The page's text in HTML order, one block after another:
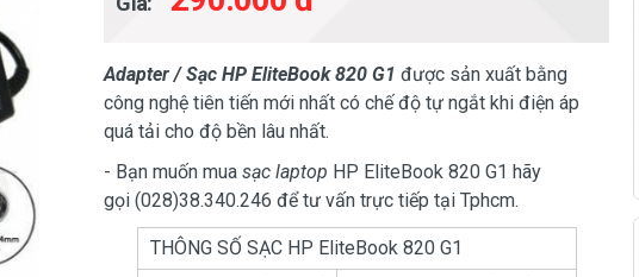
Adapter / Sạc HP EliteBook 820 G1được sản xuất bằng
công nghệ tiên tiến mới nhất có chế độ tự ngắt khi điện áp
quá tải cho độ bền lâu nhất.
- Bạn muốn muasạc laptop HP EliteBook 820 G1 hãy
gọi (028)38.340.246 để tư vấn trực tiếp tại Tphcm.
THÔNG SỐ SẠC HP EliteBook 820 G1